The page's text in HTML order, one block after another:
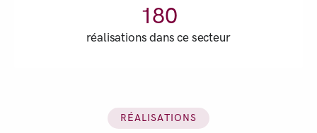
180
réalisations dans ce secteur
RÉALISATIONS